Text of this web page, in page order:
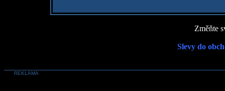
Změňte
Slevy do
REKLAMA